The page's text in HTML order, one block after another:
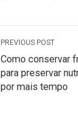
PREVIOUS POST
Como conservar
para preservar
por mais tempo